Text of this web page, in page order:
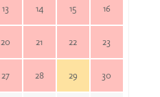
13 14 15 16
20 21 22 23
27 28 29 30